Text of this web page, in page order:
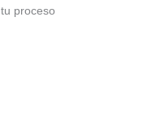
proceso